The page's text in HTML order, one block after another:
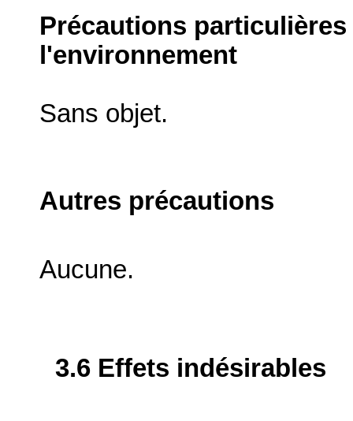
Précautions
l'environnement
Sans objet.
Autres précautions
Aucune.
3.6 Effets indésirables